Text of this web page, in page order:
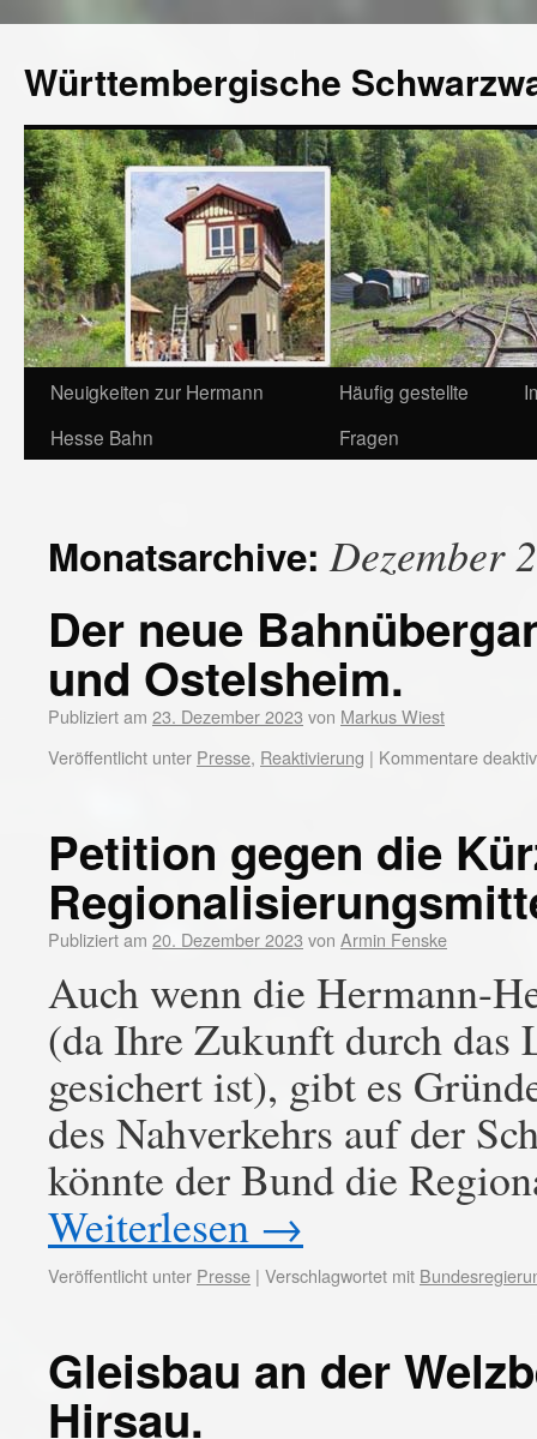
Württembergische
Neuigkeiten zur Hermann
Hesse Bahn
Häufig gestellte
Fragen
Monatsarchive:Dezember
Der neue
und Ostelsheim.
Publiziert am 23. Dezember 2023 von Markus Wiest
Veröffentlicht unter Presse, Reaktivierung | Kommentare
Petition gegen die
Publiziert am 20. Dezember 2023 von Armin Fenske
Auch wenn die Hermann-
(da Ihre Zukunft durch das
gesichert ist), gibt es
des Nahverkehrs auf der
könnte der Bund die
Weiterlesen →
Veröffentlicht unter Presse | Verschlagwortet mit
Gleisbau an der
Hirsau.